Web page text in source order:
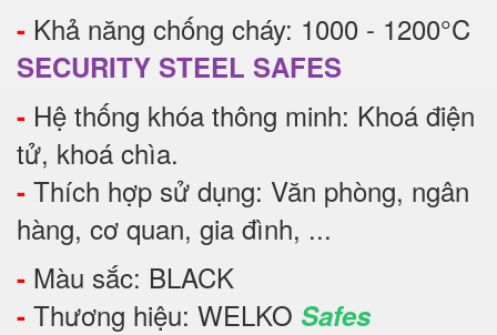
- Khả năng chống cháy: 1000 - 1200°C
SECURITY STEEL SAFES
- Hệ thống khóa thông minh: Khoá điện
tử, khoá chìa.
- Thích hợp sử dụng: Văn phòng, ngân
hàng, cơ quan, gia đình, ...
- Màu sắc: BLACK
- Thương hiệu: WELKO Safes